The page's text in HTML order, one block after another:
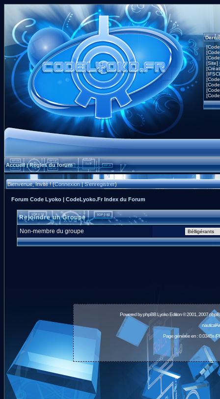
[Site]
Accueil|Règles du forum
Bienvenue, Invité ! (Connexion|S'enregistrer)
Forum Code Lyoko | CodeLyoko.Fr Index du Forum
Rejoindre un Groupe
Non-membre du groupe
Powered byphpBBLyoko Edition © 2001, 2007
Page générée en : 0.0345s